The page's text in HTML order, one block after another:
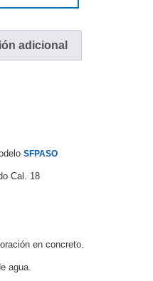
BalaCodificadores
adicional
SFPASO
Cal. 18
en concreto.
agua.